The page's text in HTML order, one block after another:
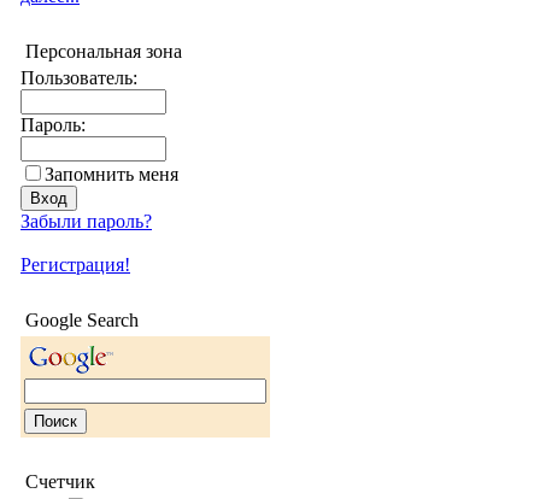
Персональная зона
Пользователь:
Пароль:
Запомнить меня
Забыли пароль?
Регистрация!
Google Search
Счетчик